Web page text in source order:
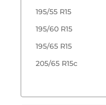
195/55 R15
195/60 R15
195/65 R15
205/65 R15c